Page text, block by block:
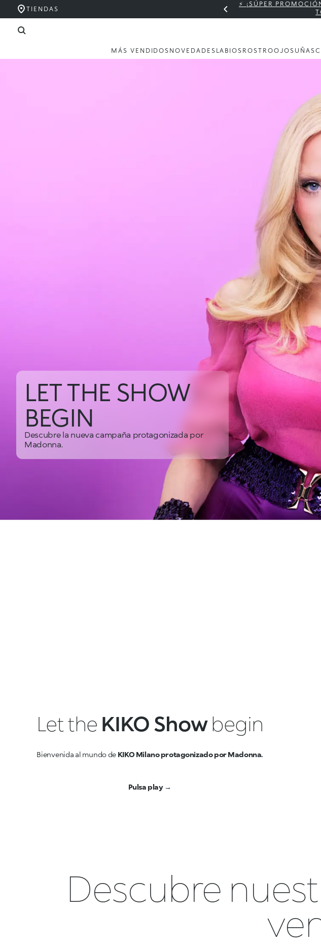
TIENDAS
⚡ ¡SÚPER
MÁS VENDIDOS NOVEDADES LABIOS ROSTROOJOS UÑAS
LET THE SHOW
BEGIN
Descubre la nueva campaña protagonizada por
Madonna.
Let the KIKO Showbegin
Bienvenida al mundo de KIKO Milano protagonizado por Madonna.
Pulsa play →
Descubre